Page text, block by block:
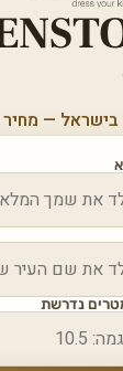
בישראל —
נדרשת